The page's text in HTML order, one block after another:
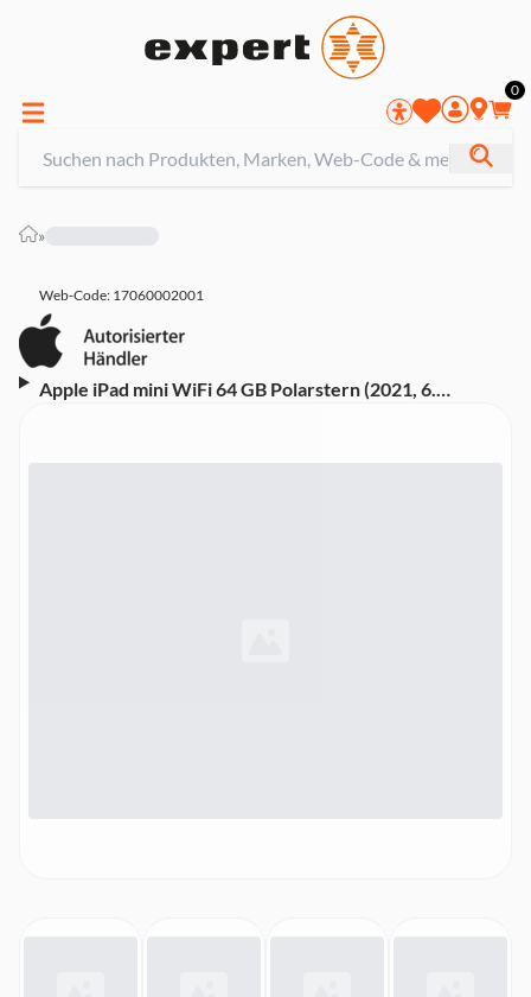
0
»
Web-Code: 17060002001
Apple iPad mini WiFi 64 GB Polarstern (2021, 6.